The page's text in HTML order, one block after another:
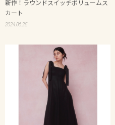
新作！ラウンドスイッチボリュームス
カート
2024.06.25